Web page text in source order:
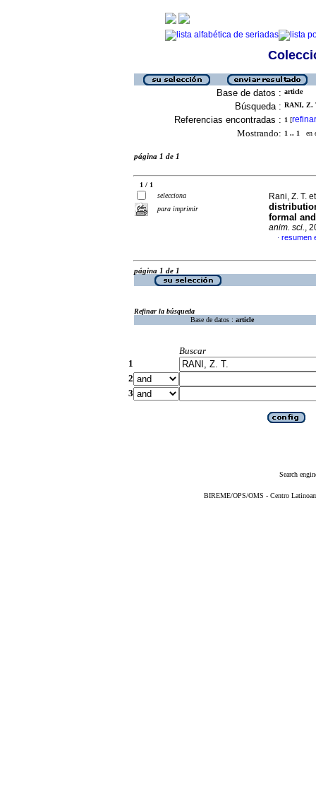
Base de datos : article
Búsqueda : RANI, Z.
Referencias encontradas : 1 [refinar
Mostrando: 1 .. 1 en
página 1 de 1
1 / 1
selecciona
para imprimir
Rani, Z. T.
formal
anim. sci.,
· resumen
página 1 de 1
Refinar la búsqueda
Base de datos : article
Buscar
1
2
3
Search
BIREME/OPS/OMS - Centro